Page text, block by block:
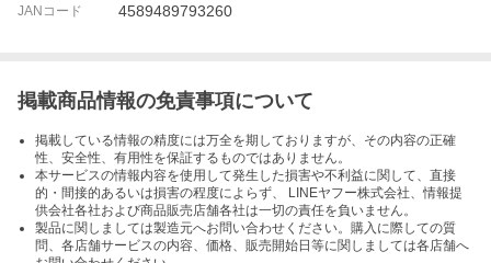
JANコード 4589489793260
掲載商品情報の免責事項について
掲載している情報の精度には万全を期しておりますが、その内容の正確
性、安全性、有用性を保証するものではありません。
本サービスの情報内容を使用して発生した損害や不利益に関して、直接
的・間接的あるいは損害の程度によらず、 LINEヤフー株式会社、情報提
供会社各社および商品販売店舗各社は一切の責任を負いません。
製品に関しましては製造元へお問い合わせください。購入に際しての質
問、各店舗サービスの内容、価格、販売開始日等に関しましては各店舗へ